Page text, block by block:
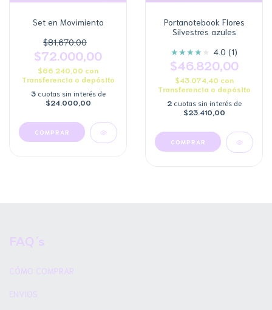
Set en Movimiento
$81.670,00
$72.000,00
$66.240,00 con
Transferencia o depósito
3 cuotas sin interés de
$24.000,00
COMPRAR
Portanotebook Flores
Silvestres azules
★★★★ ★ 4.0 (1)
$46.820,00
$43.074,40 con
Transferencia o depósito
2 cuotas sin interés de
$23.410,00
FAQ´s
CÓMO COMPRAR
ENVIOS